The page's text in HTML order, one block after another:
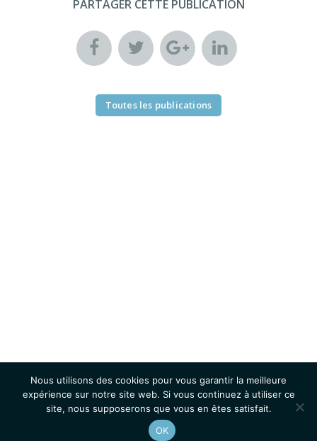
PARTAGER CETTE PUBLICATION
Toutes les publications
Nous utilisons des cookies pour vous garantir la meilleure
expérience sur notre site web. Si vous continuez à utiliser ce
site, nous supposerons que vous en êtes satisfait.
OK